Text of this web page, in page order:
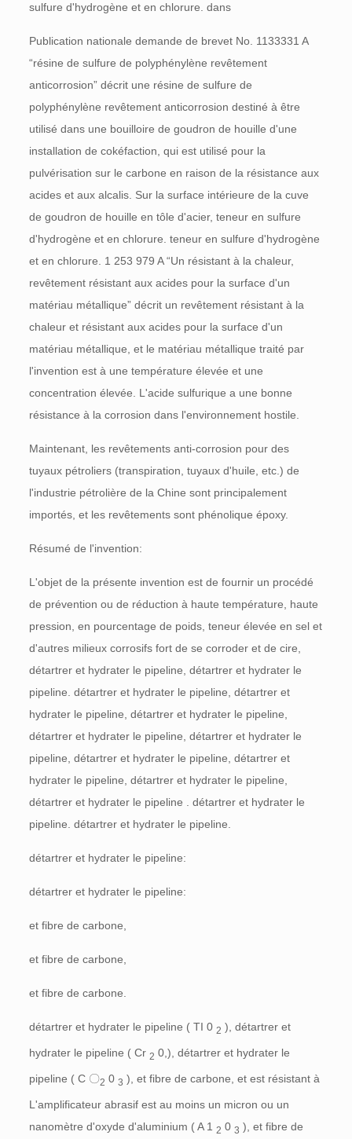
sulfure d'hydrogène et en chlorure. dans
Publication nationale demande de brevet No. 1133331 A
“résine de sulfure de polyphénylène revêtement
anticorrosion” décrit une résine de sulfure de
polyphénylène revêtement anticorrosion destiné à être
utilisé dans une bouilloire de goudron de houille d'une
installation de cokéfaction, qui est utilisé pour la
pulvérisation sur le carbone en raison de la résistance aux
acides et aux alcalis. Sur la surface intérieure de la cuve
de goudron de houille en tôle d'acier, teneur en sulfure
d'hydrogène et en chlorure. teneur en sulfure d'hydrogène
et en chlorure. 1 253 979 A“Un résistant à la chaleur,
revêtement résistant aux acides pour la surface d'un
matériau métallique” décrit un revêtement résistant à la
chaleur et résistant aux acides pour la surface d'un
matériau métallique, et le matériau métallique traité par
l'invention est à une température élevée et une
concentration élevée. L'acide sulfurique a une bonne
résistance à la corrosion dans l'environnement hostile.
Maintenant, les revêtements anti-corrosion pour des
tuyaux pétroliers (transpiration, tuyaux d'huile, etc.) de
l'industrie pétrolière de la Chine sont principalement
importés, et les revêtements sont phénolique époxy.
Résumé de l'invention:
L'objet de la présente invention est de fournir un procédé
de prévention ou de réduction à haute température, haute
pression, en pourcentage de poids, teneur élevée en sel et
d'autres milieux corrosifs fort de se corroder et de cire,
détartrer et hydrater le pipeline, détartrer et hydrater le
pipeline. détartrer et hydrater le pipeline, détartrer et
hydrater le pipeline, détartrer et hydrater le pipeline,
détartrer et hydrater le pipeline, détartrer et hydrater le
pipeline, détartrer et hydrater le pipeline, détartrer et
hydrater le pipeline, détartrer et hydrater le pipeline,
détartrer et hydrater le pipeline . détartrer et hydrater le
pipeline. détartrer et hydrater le pipeline.
détartrer et hydrater le pipeline:
détartrer et hydrater le pipeline:
et fibre de carbone,
et fibre de carbone,
et fibre de carbone.
détartrer et hydrater le pipeline ( TI 0 2 ), détartrer et
hydrater le pipeline ( Cr 2 0,), détartrer et hydrater le
pipeline ( C 〇2 0 3 ), et fibre de carbone, et est résistant à
L'amplificateur abrasif est au moins un micron ou un
nanomètre d'oxyde d'aluminium (A 1 2 0 3 ), et fibre de